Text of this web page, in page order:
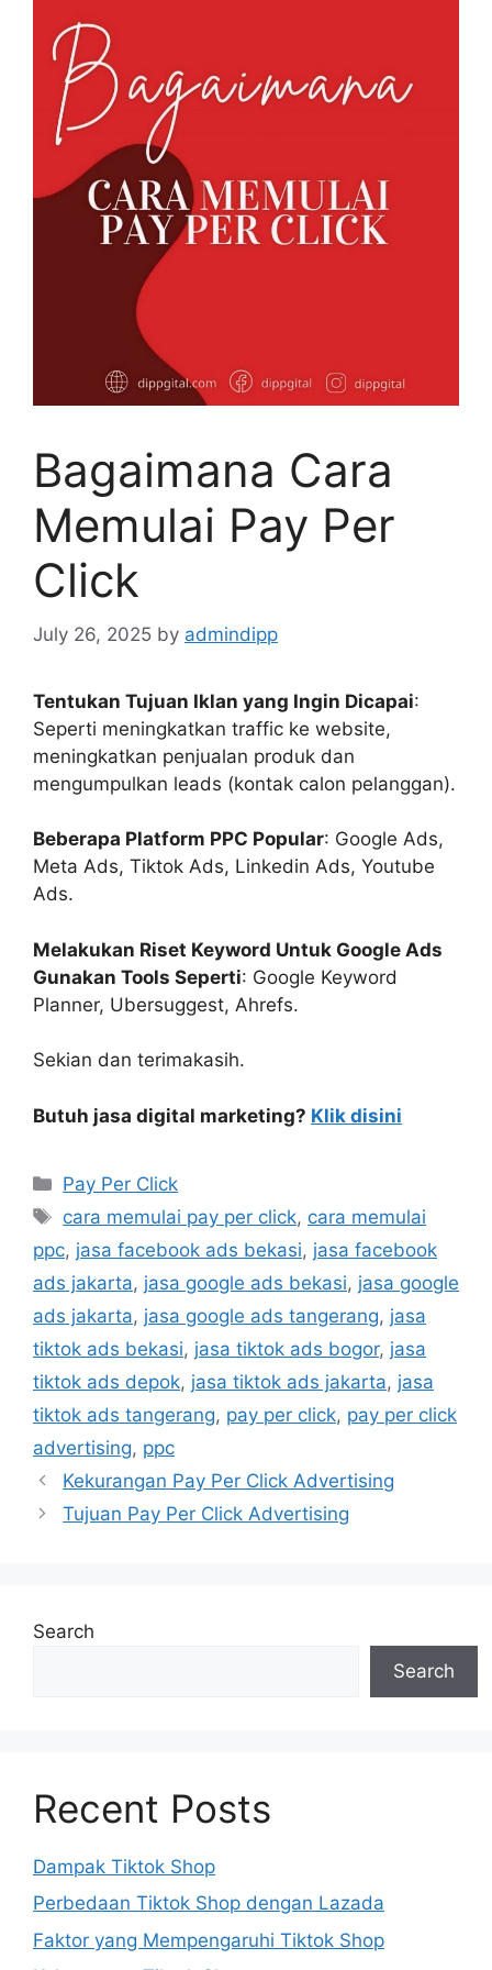
Bagaimana Cara
Memulai Pay Per
Click
July 26, 2025 by admindipp
Tentukan Tujuan Iklan yang Ingin Dicapai:
Seperti meningkatkan traffic ke website,
meningkatkan penjualan produk dan
mengumpulkan leads (kontak calon pelanggan).
Beberapa Platform PPC Popular: Google Ads,
Meta Ads, Tiktok Ads, Linkedin Ads, Youtube
Ads.
Melakukan Riset Keyword Untuk Google Ads
Gunakan Tools Seperti: Google Keyword
Planner, Ubersuggest, Ahrefs.
Sekian dan terimakasih.
Butuh jasa digital marketing? Klik disini
Pay Per Click
cara memulai pay per click, cara memulai
ppc, jasa facebook ads bekasi, jasa facebook
ads jakarta, jasa google ads bekasi, jasa google
ads jakarta, jasa google ads tangerang, jasa
tiktok ads bekasi, jasa tiktok ads bogor, jasa
tiktok ads depok, jasa tiktok ads jakarta, jasa
tiktok ads tangerang, pay per click, pay per click
advertising, ppc
Kekurangan Pay Per Click Advertising
Tujuan Pay Per Click Advertising
Search
Search
Recent Posts
Dampak Tiktok Shop
Perbedaan Tiktok Shop dengan Lazada
Faktor yang Mempengaruhi Tiktok Shop